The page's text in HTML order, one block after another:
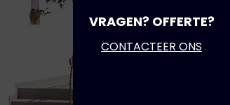
VRAGEN? OFFERTE?
CONTACTEER ONS